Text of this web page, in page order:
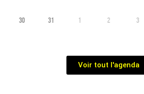
30 31 1 2 3
Voir tout l'agenda